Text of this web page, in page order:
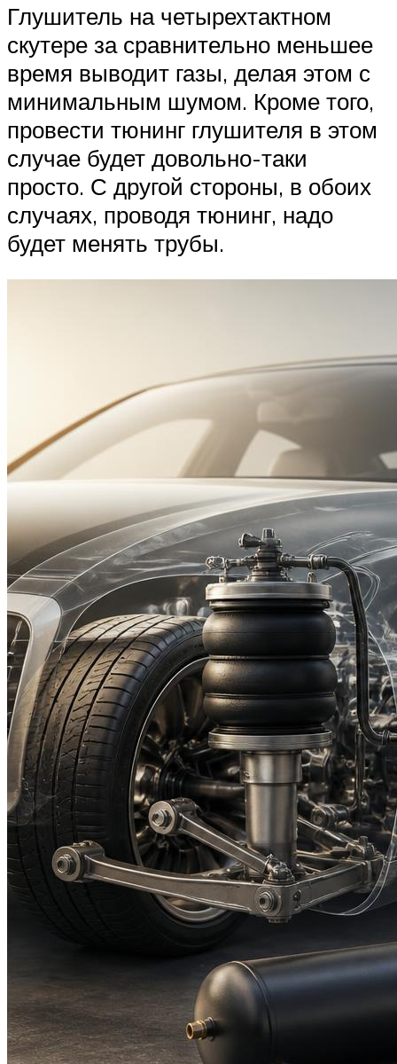
Глушитель на четырехтактном
скутере за сравнительно меньшее
время выводит газы, делая этом с
минимальным шумом. Кроме того,
провести тюнинг глушителя в этом
случае будет довольно-таки
просто. С другой стороны, в обоих
случаях, проводя тюнинг, надо
будет менять трубы.